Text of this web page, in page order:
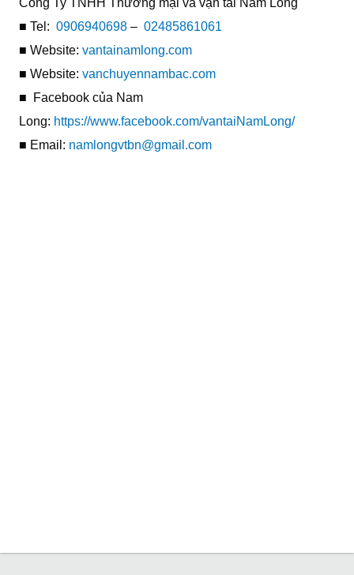
Công Ty TNHH Thương mại và vận tải Nam Long
■ Tel: 0906940698 – 02485861061
■ Website: vantainamlong.com
■ Website: vanchuyennambac.com
■ Facebook của Nam
Long: https://www.facebook.com/vantaiNamLong/
■ Email: namlongvtbn@gmail.com